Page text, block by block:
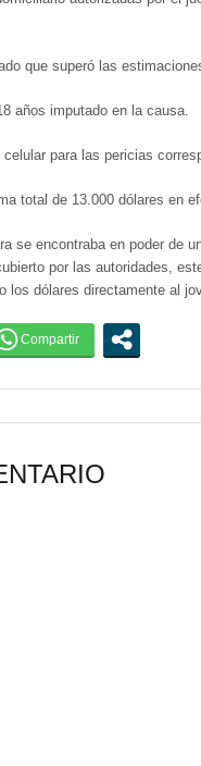
que superó las
años imputado en la causa.
para las pericias
total de 13.000 dólares en
se encontraba en poder de
por las autoridades,
los dólares directamente al